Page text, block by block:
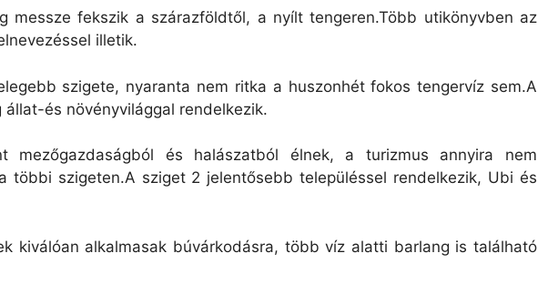
messze fekszik a szárazföldtől, a nyílt tengeren.Több utikönyvben az
illetik.
szigete, nyaranta nem ritka a huszonhét fokos tengervíz sem.A
állat-és növényvilággal rendelkezik.
és halászatból élnek, a turizmus annyira nem
többi szigeten.A sziget 2 jelentősebb településsel rendelkezik, Ubi és
kiválóan alkalmasak búvárkodásra, több víz alatti barlang is található